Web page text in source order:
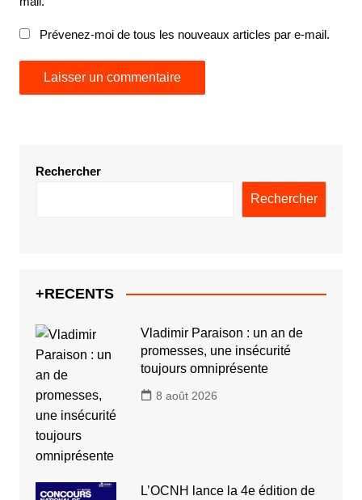
Prévenez-moi de tous les nouveaux articles par e-mail.
Rechercher
Rechercher
+RECENTS
Vladimir Paraison : un an de
promesses, une insécurité
toujours omniprésente
8 août 2026
L’OCNH lance la 4e édition de